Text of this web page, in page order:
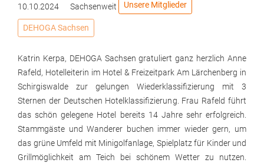
10.10.2024 Sachsenweit Unsere Mitglieder
DEHOGA Sachsen
Katrin Kerpa, DEHOGA Sachsen gratuliert ganz herzlich Anne
Rafeld, Hotelleiterin im Hotel & Freizeitpark Am Lärchenberg in
Schirgiswalde zur gelungen Wiederklassifizierung mit 3
Sternen der Deutschen Hotelklassifizierung. Frau Rafeld führt
das schön gelegene Hotel bereits 14 Jahre sehr erfolgreich.
Stammgäste und Wanderer buchen immer wieder gern, um
das grüne Umfeld mit Minigolfanlage, Spielplatz für Kinder und
Grillmöglichkeit am Teich bei schönem Wetter zu nutzen.